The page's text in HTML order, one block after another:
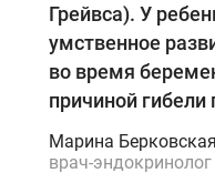
Грейвса). У
умственное
во время
причиной гибели
Марина Берковская
врач-эндокринолог